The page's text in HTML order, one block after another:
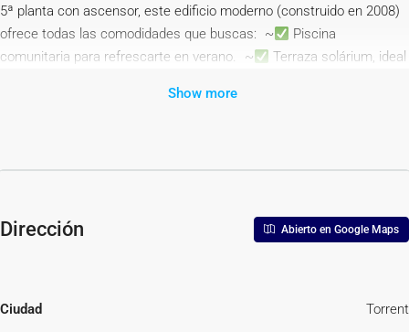
5ª planta con ascensor, este edificio moderno (construido en 2008)
ofrece todas las comodidades que buscas: ~
Piscina
comunitaria para refrescarte en verano. ~
Terraza solárium, ideal
ascensores para mayor comodidad.~
con galería.
~
Amplio salón-comedor, perfecto para reuniones
principal: doble, con armario empotrado y baño en suite.
~-
Segunda habitación: simple, con armario empotrado.~- Tercera
incluidos: ~
para un ambiente cálido y
Show more
Dirección Abierto en Google Maps
Ciudad Torrent